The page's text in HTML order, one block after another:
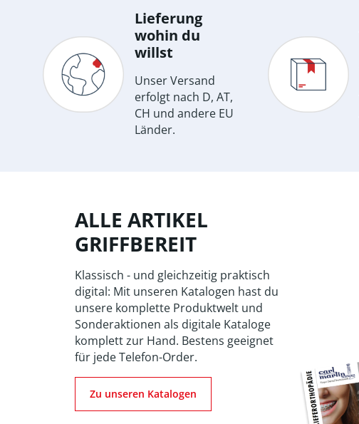
Lieferung
wohin du
willst
Unser Versand
erfolgt nach D, AT,
CH und andere EU
Länder.
ALLE ARTIKEL
GRIFFBEREIT
Klassisch - und gleichzeitig praktisch
digital: Mit unseren Katalogen hast du
unsere komplette Produktwelt und
Sonderaktionen als digitale Kataloge
komplett zur Hand. Bestens geeignet
für jede Telefon-Order.
Zu unseren Katalogen